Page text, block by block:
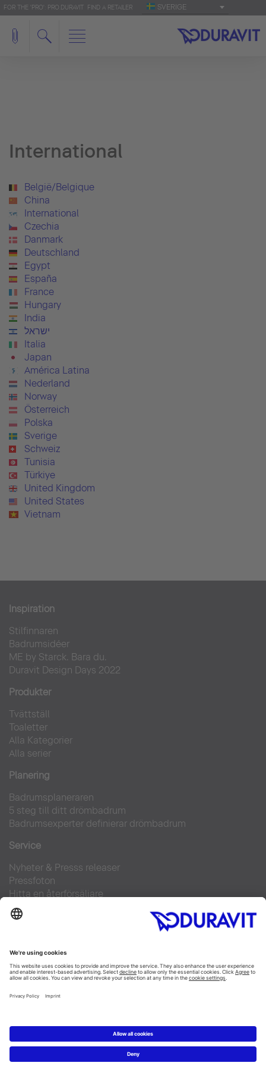
FOR THE 'PRO': PRO.DURAVIT FIND A RETAILER SVERIGE
International
België/Belgique
China
International
Czechia
Danmark
Deutschland
Egypt
España
France
Hungary
India
ישראל
Italia
Japan
América Latina
Nederland
Norway
Österreich
Polska
Sverige
Schweiz
Tunisia
Türkiye
United Kingdom
United States
Vietnam
Inspiration
Stilfinnaren
Badrumsidéer
ME by Starck. Bara du.
Duravit Design Days 2022
Produkter
Tvättställ
Toaletter
Alla Kategorier
Alla serier
Planering
Badrumsplaneraren
5 steg till ditt drömbadrum
Badrumsexperter definierar drömbadrum
Service
Nyheter & Presss releaser
Pressfoton
Hitta en återförsäljare
FAQs
Facebook
Instagram
Pinterest
Flickr
Copyright © 2026 Duravit AG
Impressum|Integrity and Compliance|
Integritetsmeddelande|Cookie settings